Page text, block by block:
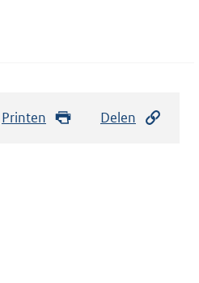
Printen Delen